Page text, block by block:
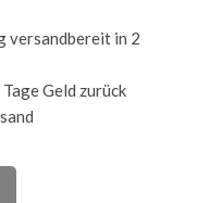
versandbereit in 2
Geld zurück